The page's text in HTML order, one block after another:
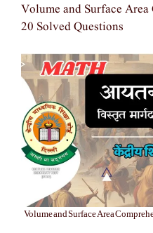
Volume and Surface
20 Solved Questions
Volume and Surface Area